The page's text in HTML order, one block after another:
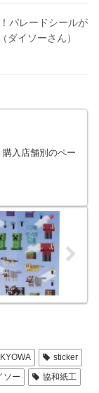
パレードシールが
ダイソーさん）
入店舗別のペー
KYOWA
sticker
ソー 協和紙工